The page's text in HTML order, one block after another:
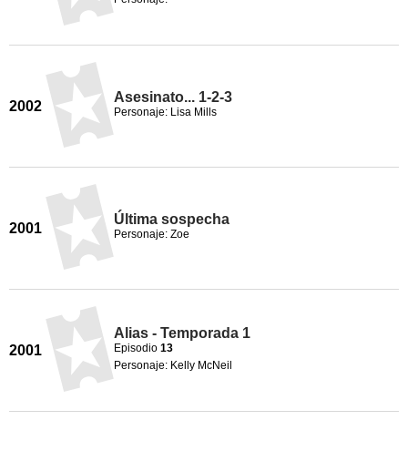
2002
Asesinato... 1-2-3
Personaje: Lisa Mills
2001
Última sospecha
Personaje: Zoe
2001
Alias - Temporada 1
Episodio 13
Personaje: Kelly McNeil